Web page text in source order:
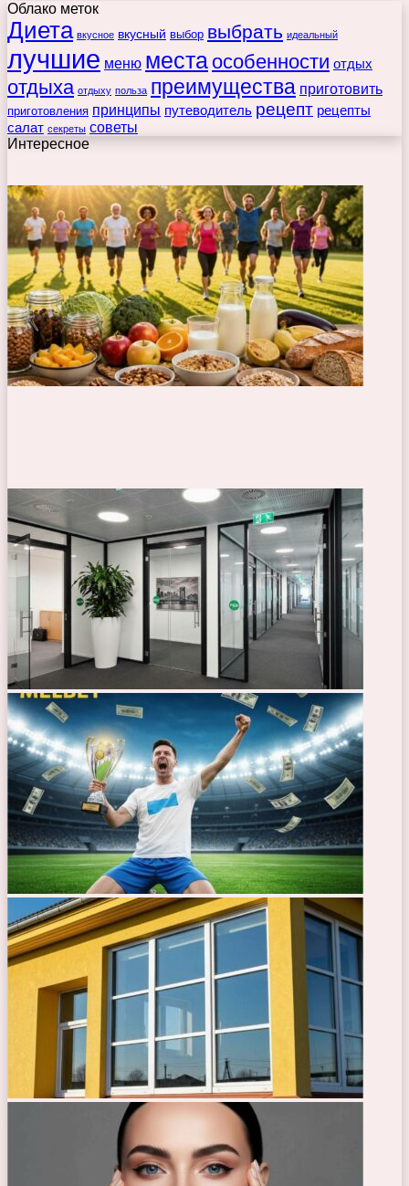
Облако меток
Диета вкусное вкусный выбор выбрать идеальный
лучшие меню места особенности отдых
отдыха отдыху польза преимущества приготовить
приготовления принципы путеводитель рецепт рецепты
салат секреты советы
Интересное